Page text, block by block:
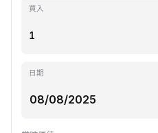
買入
日期